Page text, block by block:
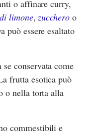
o affinare curry,
limone,zucchero o
può essere esaltato
conservata come
frutta esotica può
o nella torta alla
commestibili e